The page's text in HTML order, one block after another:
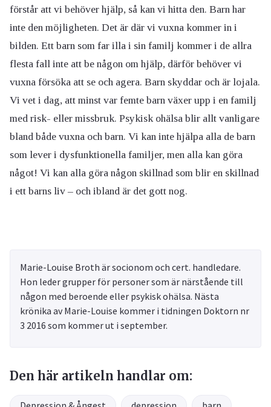
förstår att vi behöver hjälp, så kan vi hitta den. Barn har
inte den möjligheten. Det är där vi vuxna kommer in i
bilden. Ett barn som far illa i sin familj kommer i de allra
flesta fall inte att be någon om hjälp, därför behöver vi
vuxna försöka att se och agera. Barn skyddar och är lojala.
Vi vet i dag, att minst var femte barn växer upp i en familj
med risk- eller missbruk. Psykisk ohälsa blir allt vanligare
bland både vuxna och barn. Vi kan inte hjälpa alla de barn
som lever i dysfunktionella familjer, men alla kan göra
något! Vi kan alla göra någon skillnad som blir en skillnad
i ett barns liv – och ibland är det gott nog.
Marie-Louise Broth är socionom och cert. handledare.
Hon leder grupper för personer som är närstående till
någon med beroende eller psykisk ohälsa. Nästa
krönika av Marie-Louise kommer i tidningen Doktorn nr
3 2016 som kommer ut i september.
Den här artikeln handlar om: